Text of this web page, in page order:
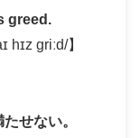
greed.
hɪz ɡriːd/】
せない。